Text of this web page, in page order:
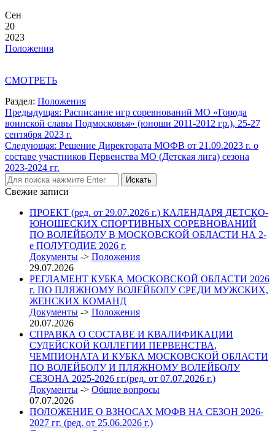
Сен
20
2023
Положения
СМОТРЕТЬ
Раздел: Положения
Навигация
по
записям
Предыдущая: Расписание игр соревнований МО «Города
воинской славы Подмосковья» (юноши 2011-2012 гр.), 25-27
сентября 2023 г.
Следующая: Решение Директората МОФВ от 21.09.2023 г. о
составе участников Первенства МО (Детская лига) сезона
2023-2024 гг.
Свежие записи
ПРОЕКТ (ред. от 29.07.2026 г.) КАЛЕНДАРЯ ДЕТСКО-
ЮНОШЕСКИХ СПОРТИВНЫХ СОРЕВНОВАНИЙ
ПО ВОЛЕЙБОЛУ В МОСКОВСКОЙ ОБЛАСТИ НА 2-
е ПОЛУГОДИЕ 2026 г.
Документы -> Положения
29.07.2026
РЕГЛАМЕНТ КУБКА МОСКОВСКОЙ ОБЛАСТИ 2026
г. ПО ПЛЯЖНОМУ ВОЛЕЙБОЛУ СРЕДИ МУЖСКИХ,
ЖЕНСКИХ КОМАНД
Документы -> Положения
20.07.2026
СПРАВКА О СОСТАВЕ И КВАЛИФИКАЦИИ
СУДЕЙСКОЙ КОЛЛЕГИИ ПЕРВЕНСТВА,
ЧЕМПИОНАТА И КУБКА МОСКОВСКОЙ ОБЛАСТИ
ПО ВОЛЕЙБОЛУ И ПЛЯЖНОМУ ВОЛЕЙБОЛУ
СЕЗОНА 2025-2026 гг.(ред. от 07.07.2026 г.)
Документы -> Общие вопросы
07.07.2026
ПОЛОЖЕНИЕ О ВЗНОСАХ МОФВ НА СЕЗОН 2026-
2027 гг. (ред. от 25.06.2026 г.)